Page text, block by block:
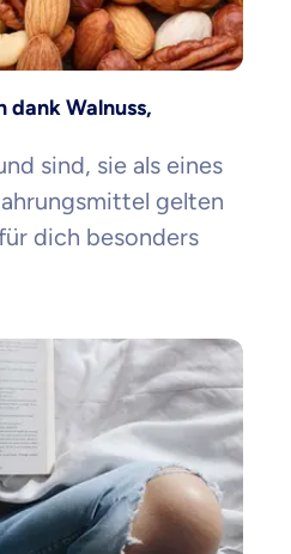
dank Walnuss,
sind, sie als eines
gelten
dich besonders